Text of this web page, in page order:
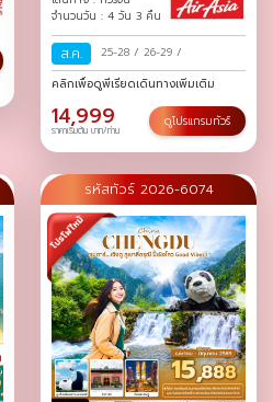
จำนวนวัน : 4 วัน 3 คืน
ส.ค. 25-28 / 26-29 /
คลิกเพื่อดูพีเรียดเดินทางเพิ่มเติม
14,999
ราคาเริ่มต้น บาท/ท่าน
ดูโปรแกรมทัวร์
รหัสทัวร์ 2026-6074